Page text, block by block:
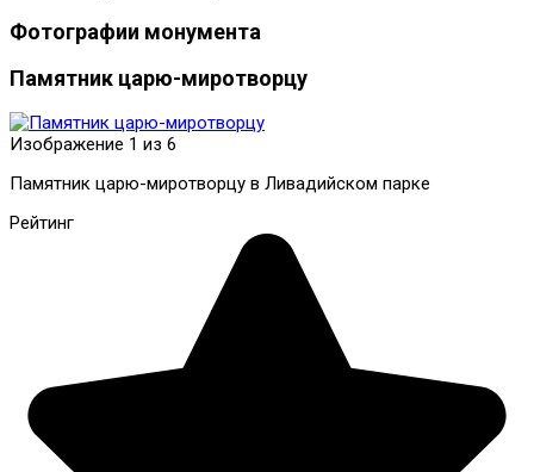
Фотографии монумента
Памятник царю-миротворцу
Изображение 1 из 6
Памятник царю-миротворцу в Ливадийском парке
Рейтинг